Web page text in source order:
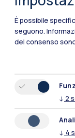
È possibile
seguono.
del consenso
↓ 2
↓ 4